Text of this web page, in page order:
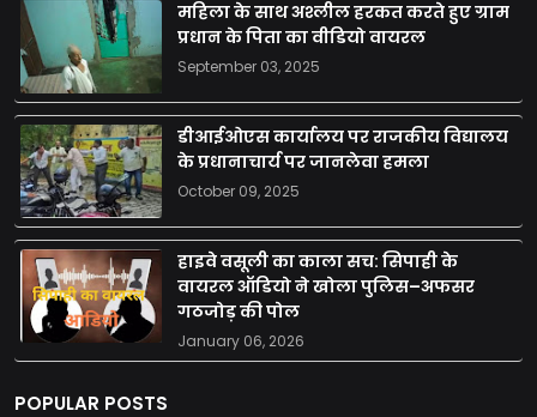
महिला के साथ अश्लील हरकत करते हुए ग्राम
प्रधान के पिता का वीडियो वायरल
September 03, 2025
डीआईओएस कार्यालय पर राजकीय विद्यालय
के प्रधानाचार्य पर जानलेवा हमला
October 09, 2025
हाइवे वसूली का काला सच: सिपाही के
वायरल ऑडियो ने खोला पुलिस–अफसर
गठजोड़ की पोल
January 06, 2026
POPULAR POSTS